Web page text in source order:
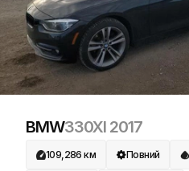
BMW330XI 2017
109,286 км Повний